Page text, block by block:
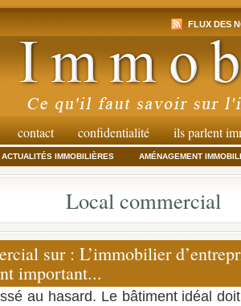
FLUX DES
contact confidentialité ils parlent
ACTUALITÉS IMMOBILIÈRES AMÉNAGEMENT
Local commercial
sur : L’immobilier
important...
au hasard. Le bâtiment idéal